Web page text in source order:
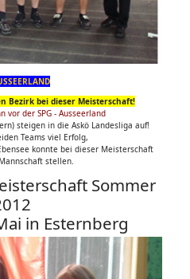
Bezirk bei dieser Meisterschaft!
vor der SPG - Ausseerland
steigen in die Askö Landesliga auf!
Teams viel Erfolg,
konnte bei dieser Meisterschaft
stellen.
Sommer
in Esternberg